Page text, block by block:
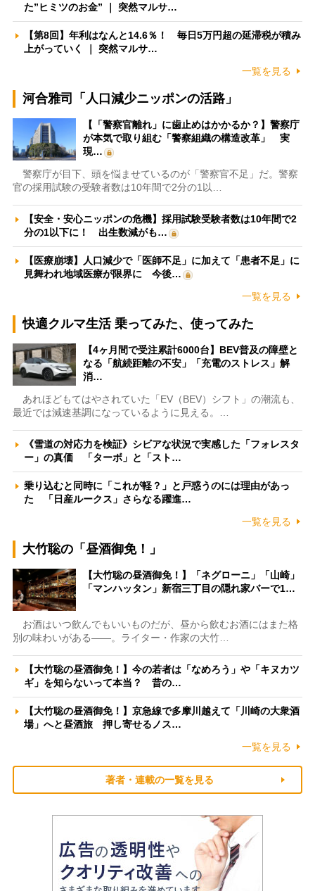
た”ヒミツのお金” ｜ 突然マルサ…
【第8回】年利はなんと14.6％！ 毎日5万円超の延滞税が積み
上がっていく ｜ 突然マルサ…
一覧を見る
河合雅司「人口減少ニッポンの活路」
【「警察官離れ」に歯止めはかかるか？】警察庁
が本気で取り組む「警察組織の構造改革」 実
現…
警察庁が目下、頭を悩ませているのが「警察官不足」だ。警察
官の採用試験の受験者数は10年間で2分の1以…
【安全・安心ニッポンの危機】採用試験受験者数は10年間で2
分の1以下に！ 出生数減がも…
【医療崩壊】人口減少で「医師不足」に加えて「患者不足」に
見舞われ地域医療が限界に 今後…
一覧を見る
快適クルマ生活 乗ってみた、使ってみた
【4ヶ月間で受注累計6000台】BEV普及の障壁と
なる「航続距離の不安」「充電のストレス」解
消…
あれほどもてはやされていた「EV（BEV）シフト」の潮流も、
最近では減速基調になっているように見える。…
《雪道の対応力を検証》シビアな状況で実感した「フォレスタ
ー」の真価 「ターボ」と「スト…
乗り込むと同時に「これが軽？」と戸惑うのには理由があっ
た 「日産ルークス」さらなる躍進…
一覧を見る
大竹聡の「昼酒御免！」
【大竹聡の昼酒御免！】「ネグローニ」「山崎」
「マンハッタン」新宿三丁目の隠れ家バーで1…
お酒はいつ飲んでもいいものだが、昼から飲むお酒にはまた格
別の味わいがある――。ライター・作家の大竹…
【大竹聡の昼酒御免！】今の若者は「なめろう」や「キヌカツ
ギ」を知らないって本当？ 昔の…
【大竹聡の昼酒御免！】京急線で多摩川越えて「川崎の大衆酒
場」へと昼酒旅 押し寄せるノス…
一覧を見る
著者・連載の一覧を見る